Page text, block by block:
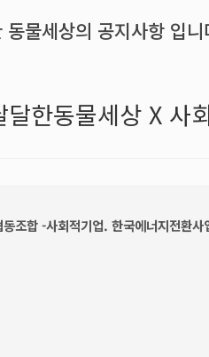
물세상의 공지사항 입니
한동물세상 X 사
조합 -사회적기업. 한국에너지전환사